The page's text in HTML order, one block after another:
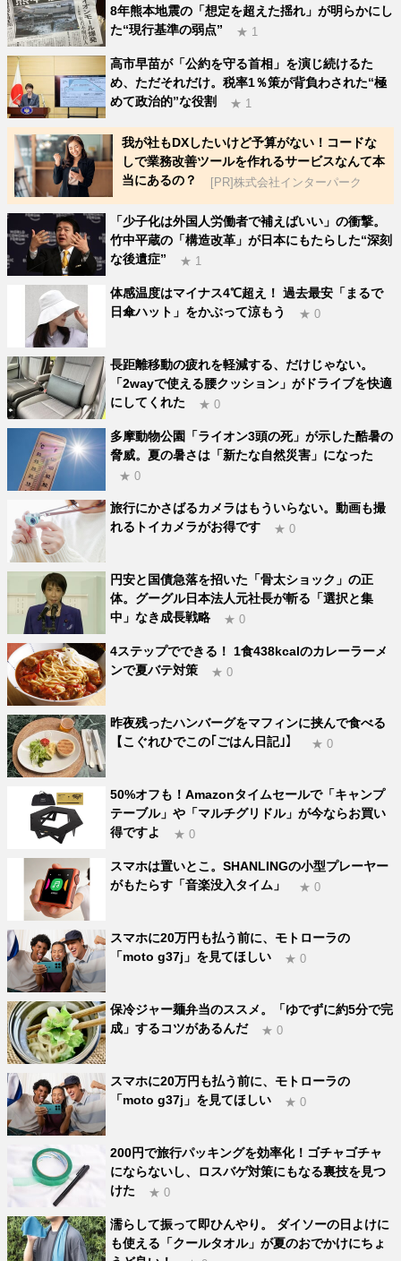
8年熊本地震の「想定を超えた揺れ」が明らかにし
た“現行基準の弱点”
★ 1
高市早苗が「公約を守る首相」を演じ続けるた
め、ただそれだけ。税率1％策が背負わされた“極
めて政治的”な役割
★ 1
我が社もDXしたいけど予算がない！コードな
しで業務改善ツールを作れるサービスなんて本
当にあるの？
[PR]株式会社インターパーク
「少子化は外国人労働者で補えばいい」の衝撃。
竹中平蔵の「構造改革」が日本にもたらした“深刻
な後遺症”
★ 1
体感温度はマイナス4℃超え！ 過去最安「まるで
日傘ハット」をかぶって涼もう
★ 0
長距離移動の疲れを軽減する、だけじゃない。
「2wayで使える腰クッション」がドライブを快適
にしてくれた
★ 0
多摩動物公園「ライオン3頭の死」が示した酷暑の
脅威。夏の暑さは「新たな自然災害」になった
★ 0
旅行にかさばるカメラはもういらない。動画も撮
れるトイカメラがお得です
★ 0
円安と国債急落を招いた「骨太ショック」の正
体。グーグル日本法人元社長が斬る「選択と集
中」なき成長戦略
★ 0
4ステップでできる！ 1食438kcalのカレーラーメ
ンで夏バテ対策
★ 0
昨夜残ったハンバーグをマフィンに挟んで食べる
【こぐれひでこの｢ごはん日記｣】
★ 0
50%オフも！Amazonタイムセールで「キャンプ
テーブル」や「マルチグリドル」が今ならお買い
得ですよ
★ 0
スマホは置いとこ。SHANLINGの小型プレーヤー
がもたらす「音楽没入タイム」
★ 0
スマホに20万円も払う前に、モトローラの
「moto g37j」を見てほしい
★ 0
保冷ジャー麺弁当のススメ。「ゆでずに約5分で完
成」するコツがあるんだ
★ 0
スマホに20万円も払う前に、モトローラの
「moto g37j」を見てほしい
★ 0
200円で旅行パッキングを効率化！ゴチャゴチャ
にならないし、ロスバゲ対策にもなる裏技を見つ
けた
★ 0
濡らして振って即ひんやり。 ダイソーの日よけに
も使える「クールタオル」が夏のおでかけにちょ